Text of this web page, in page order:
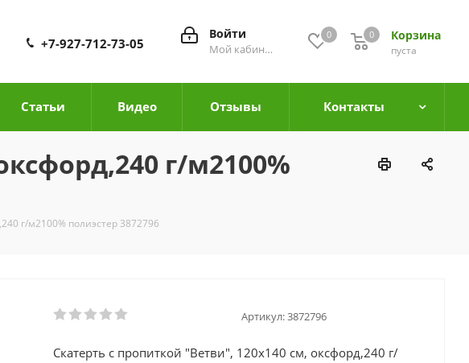
0 Корзина
0
пуста
0
Войти
Мой кабинет
+7-927-712-73-05
Cтатьи Видео Отзывы Контакты
г/м2100%
г/м2100% полиэстер 3872796
Артикул:3872796
Скатерть с пропиткой "Ветви", 120х140 см, оксфорд,240 г/